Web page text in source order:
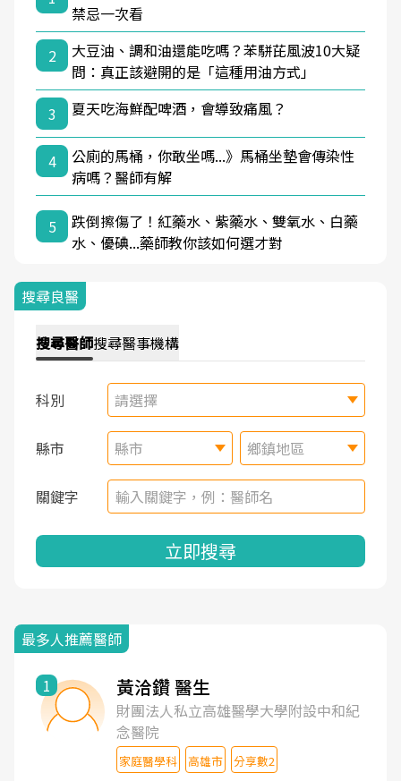
禁忌一次看
2
大豆油、調和油還能吃嗎？苯駢芘風波10大疑
問：真正該避開的是「這種用油方式」
3
夏天吃海鮮配啤酒，會導致痛風？
4
公廁的馬桶，你敢坐嗎...》馬桶坐墊會傳染性
病嗎？醫師有解
5
跌倒擦傷了！紅藥水、紫藥水、雙氧水、白藥
水、優碘...藥師教你該如何選才對
搜尋良醫
搜尋醫師搜尋醫事機構
科別 請選擇
縣市 縣市 鄉鎮地區
關鍵字
立即搜尋
最多人推薦醫師
1 黃洽鑽 醫生
財團法人私立高雄醫學大學附設中和紀
念醫院
家庭醫學科 高雄市 分享數2